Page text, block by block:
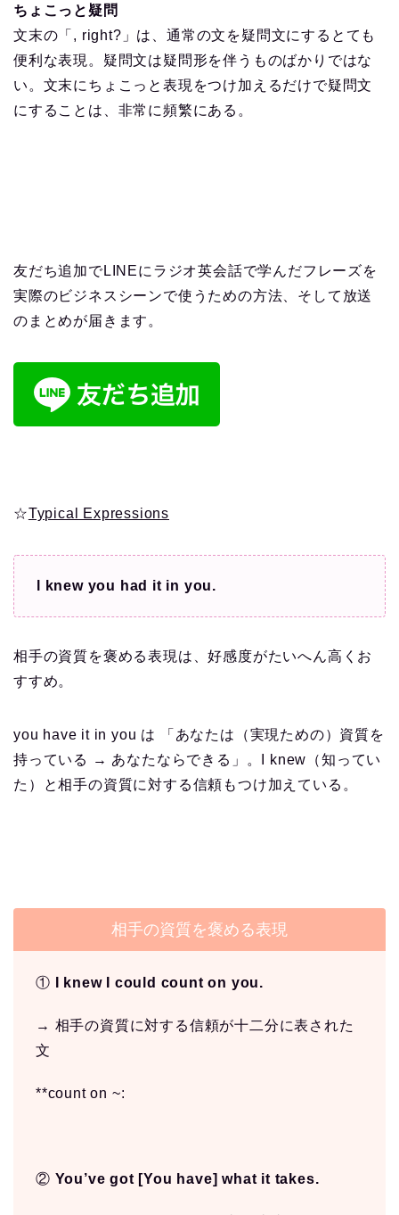
ちょこっと疑問
文末の「, right?」は、通常の文を疑問文にするとても
便利な表現。疑問文は疑問形を伴うものばかりではな
い。文末にちょこっと表現をつけ加えるだけで疑問文
にすることは、非常に頻繁にある。
友だち追加でLINEにラジオ英会話で学んだフレーズを
実際のビジネスシーンで使うための方法、そして放送
のまとめが届きます。
☆Typical Expressions
l knew you had it in you.
相手の資質を褒める表現は、好感度がたいへん高くお
すすめ。
you have it in you は 「あなたは（実現ための）資質を
持っている → あなたならできる」。I knew（知ってい
た）と相手の資質に対する信頼もつけ加えている。
相手の資質を褒める表現
① I knew I could count on you.
→ 相手の資質に対する信頼が十二分に表された
文
**count on ~:
② You’ve got [You have] what it takes.